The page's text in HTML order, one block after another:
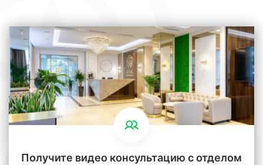
Получите видео консультацию с отделом